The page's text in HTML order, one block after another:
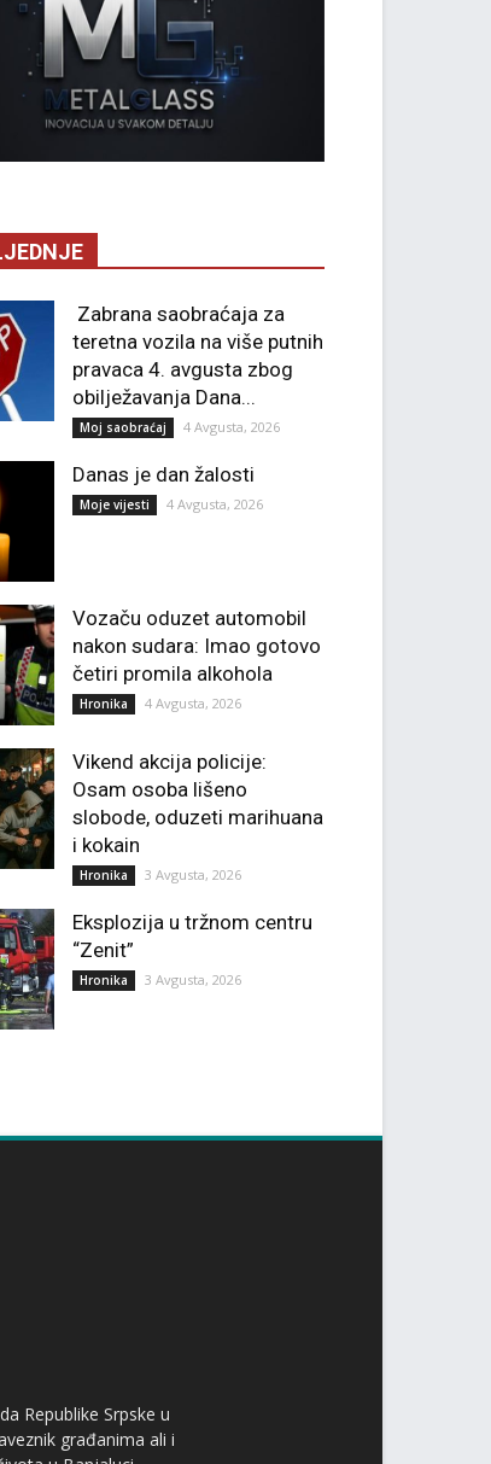
Zabrana saobraćaja za
teretna vozila na više putnih
pravaca 4. avgusta zbog
obilježavanja Dana...
Moj saobraćaj 4 Avgusta, 2026
Danas je dan žalosti
Moje vijesti 4 Avgusta, 2026
Vozaču oduzet automobil
nakon sudara: Imao gotovo
četiri promila alkohola
Hronika 4 Avgusta, 2026
Vikend akcija policije:
Osam osoba lišeno
slobode, oduzeti marihuana
i kokain
Hronika 3 Avgusta, 2026
Eksplozija u tržnom centru
“Zenit”
Hronika 3 Avgusta, 2026
Republike Srpske u
građanima ali i